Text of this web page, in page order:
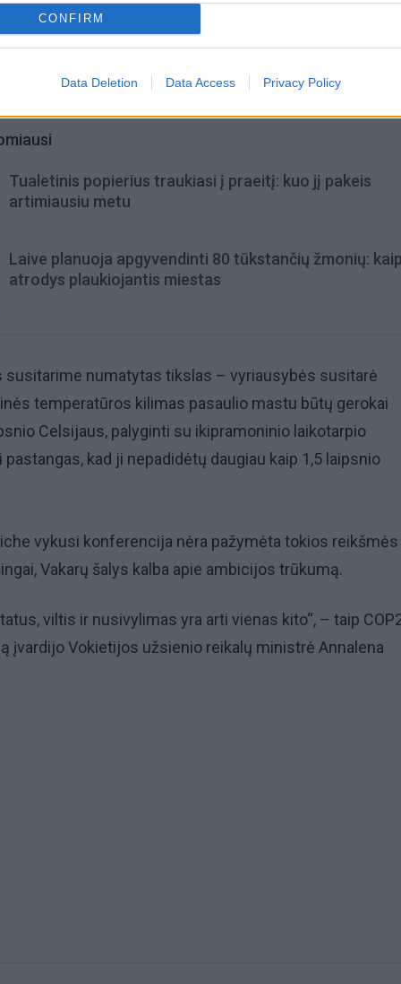
CONFIRM
Data Deletion Data Access Privacy Policy
Tualetinis popierius traukiasi į praeitį: kuo jį pakeis
artimiausiu metu
Laive planuoja apgyvendinti 80 tūkstančių žmonių:
atrodys plaukiojantis miestas
susitarime numatytas tikslas – vyriausybės susitarė
temperatūros kilimas pasaulio mastu būtų gerokai
Celsijaus, palyginti su ikipramoninio laikotarpio
kad ji nepadidėtų daugiau kaip 1,5 laipsnio
vykusi konferencija nėra pažymėta tokios reikšmės
Vakarų šalys kalba apie ambicijos trūkumą.
viltis ir nusivylimas yra arti vienas kito“, – taip
įvardijo Vokietijos užsienio reikalų ministrė Annalena